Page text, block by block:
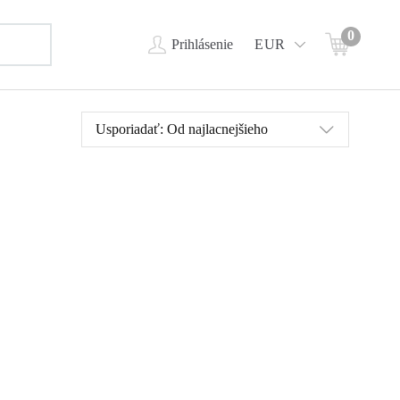
Prihlásenie EUR
0
Usporiadať: Od najlacnejšieho